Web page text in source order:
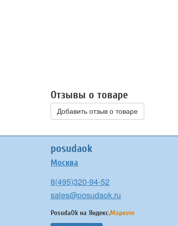
Отзывы о товаре
Добавить отзыв о товаре
posudaok
Москва
8(495)320-94-52
sales@posudaok.ru
PosudaOk на Яндекс.Маркете